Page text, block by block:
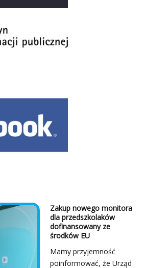
Zakup nowego monitora
dla przedszkolaków
dofinansowany ze
środków EU
Mamy przyjemność
poinformować, że Urząd